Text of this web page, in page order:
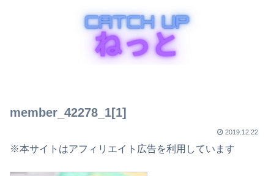
member_42278_1[1]
2019.12.22
※本サイトはアフィリエイト広告を利用しています